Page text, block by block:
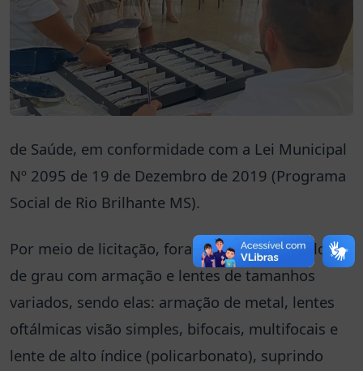
de Saúde, em conformidade com a Lei Municipal
Nº 2095 de 19 de Dezembro de 2019 (Programa
Social de Rio Brilhante MS).
Por meio de licitação, foram adquiridos óculos
de grau com armação e lentes de tamanhos
variados, sendo elas: armação de metal, lentes
oftálmicas visão simples, bifocais, multifocais e
lente de alto índice (policarbonato), suprindo